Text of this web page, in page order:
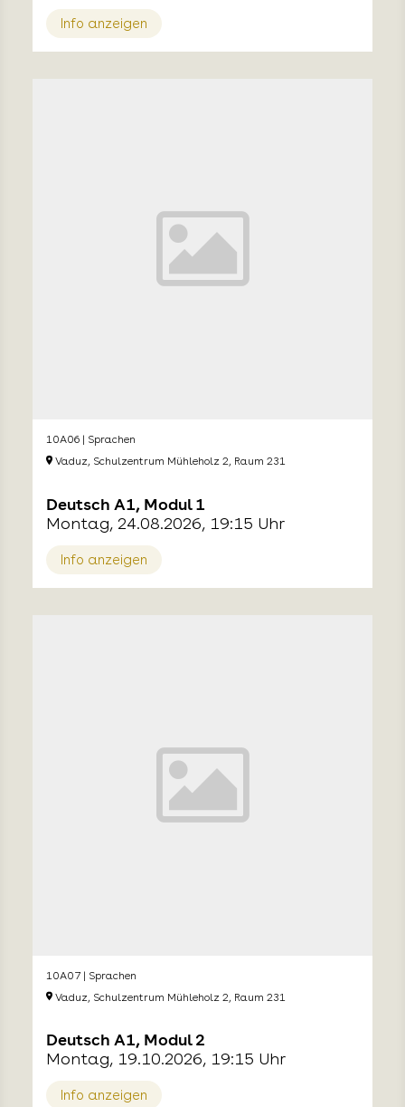
Info anzeigen
10A06 | Sprachen
Vaduz, Schulzentrum Mühleholz 2, Raum 231
Deutsch A1, Modul 1
Montag, 24.08.2026, 19:15 Uhr
Info anzeigen
10A07 | Sprachen
Vaduz, Schulzentrum Mühleholz 2, Raum 231
Deutsch A1, Modul 2
Montag, 19.10.2026, 19:15 Uhr
Info anzeigen